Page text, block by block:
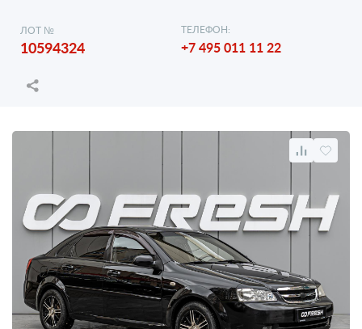
ЛОТ №
10594324
ТЕЛЕФОН:
+7 495 011 11 22